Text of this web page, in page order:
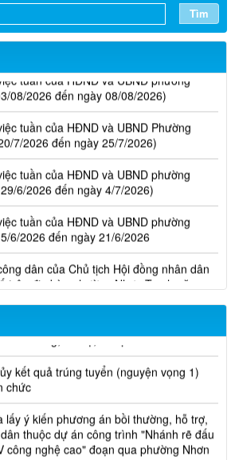
Tìm
tuần của HĐND và UBND phường
08/2026 đến ngày 08/08/2026)
tuần của HĐND và UBND Phường
7/2026 đến ngày 25/7/2026)
tuần của HĐND và UBND phường
6/2026 đến ngày 4/7/2026)
tuần của HĐND và UBND phường
6/2026 đến ngày 21/6/2026
dân của Chủ tịch Hội đồng nhân dân
trên địa bàn phường Nhơn Trạch năm
thường, hỗ trợ, tái định cư
kết quả trúng tuyển (nguyện vọng 1)
chức
lấy ý kiến phương án bồi thường, hỗ trợ,
thuộc dự án công trình "Nhánh rẽ đấu
công nghệ cao" đoạn qua phường Nhơn
Nai